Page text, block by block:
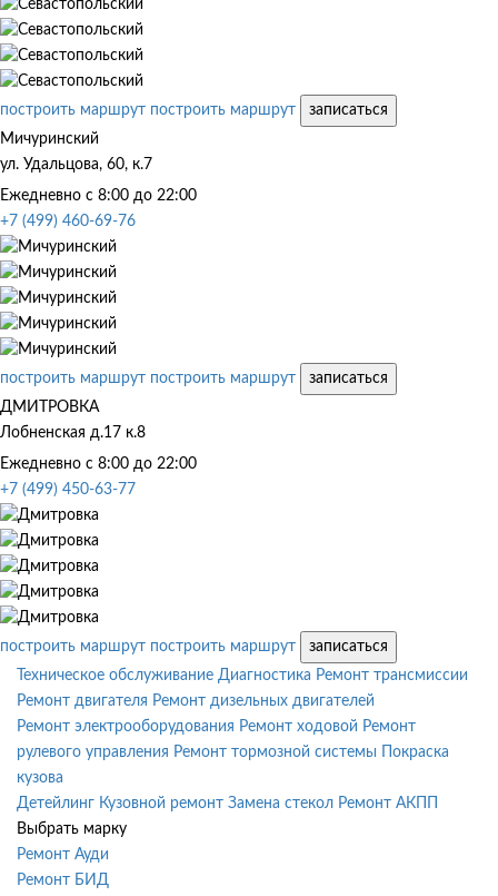
построить маршрут построить маршрут
записаться
Мичуринский
ул. Удальцова, 60, к.7
Ежедневно с 8:00 до 22:00
+7 (499) 460-69-76
построить маршрут построить маршрут
записаться
ДМИТРОВКА
Лобненская д.17 к.8
Ежедневно с 8:00 до 22:00
+7 (499) 450-63-77
построить маршрут построить маршрут
записаться
Техническое обслуживание Диагностика Ремонт трансмиссии
Ремонт двигателя Ремонт дизельных двигателей
Ремонт электрооборудования Ремонт ходовой Ремонт
рулевого управления Ремонт тормозной системы
Покраска
кузова
Детейлинг Кузовной ремонт Замена стекол Ремонт АКПП
Выбрать марку
Ремонт Ауди
Ремонт БИД